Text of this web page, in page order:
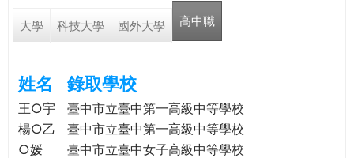
格。
e
e
r
大學 科技大學 國外大學 高中職
姓名 錄取學校
王○宇
臺中市立臺中第一高級中等學校
楊○乙
臺中市立臺中第一高級中等學校
○媛
臺中市立臺中女子高級中等學校